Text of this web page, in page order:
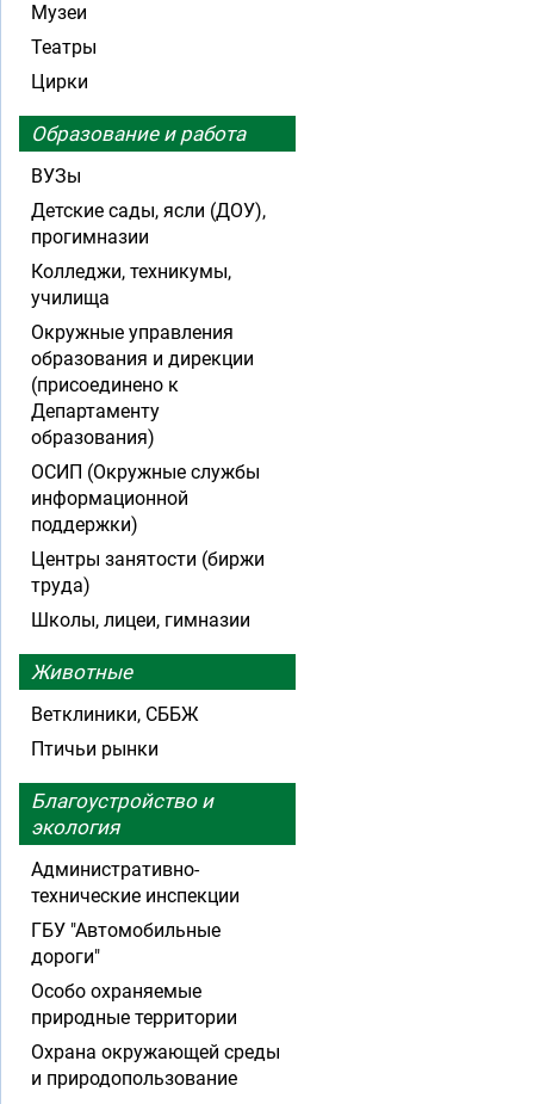
Музеи
Театры
Цирки
Образование и работа
ВУЗы
Детские сады, ясли (ДОУ),
прогимназии
Колледжи, техникумы,
училища
Окружные управления
образования и дирекции
(присоединено к
Департаменту
образования)
ОСИП (Окружные службы
информационной
поддержки)
Центры занятости (биржи
труда)
Школы, лицеи, гимназии
Животные
Ветклиники, СББЖ
Птичьи рынки
Благоустройство и
экология
Административно-
технические инспекции
ГБУ "Автомобильные
дороги"
Особо охраняемые
природные территории
Охрана окружающей среды
и природопользование